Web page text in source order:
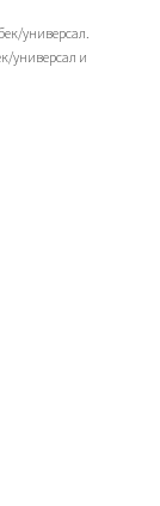
универсал.
универсал и